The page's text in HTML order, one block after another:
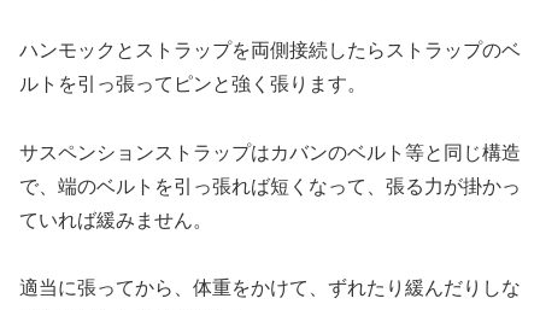
ハンモックとストラップを両側接続したらストラップのベ
ルトを引っ張ってピンと強く張ります。
サスペンションストラップはカバンのベルト等と同じ構造
で、端のベルトを引っ張れば短くなって、張る力が掛かっ
ていれば緩みません。
適当に張ってから、体重をかけて、ずれたり緩んだりしな